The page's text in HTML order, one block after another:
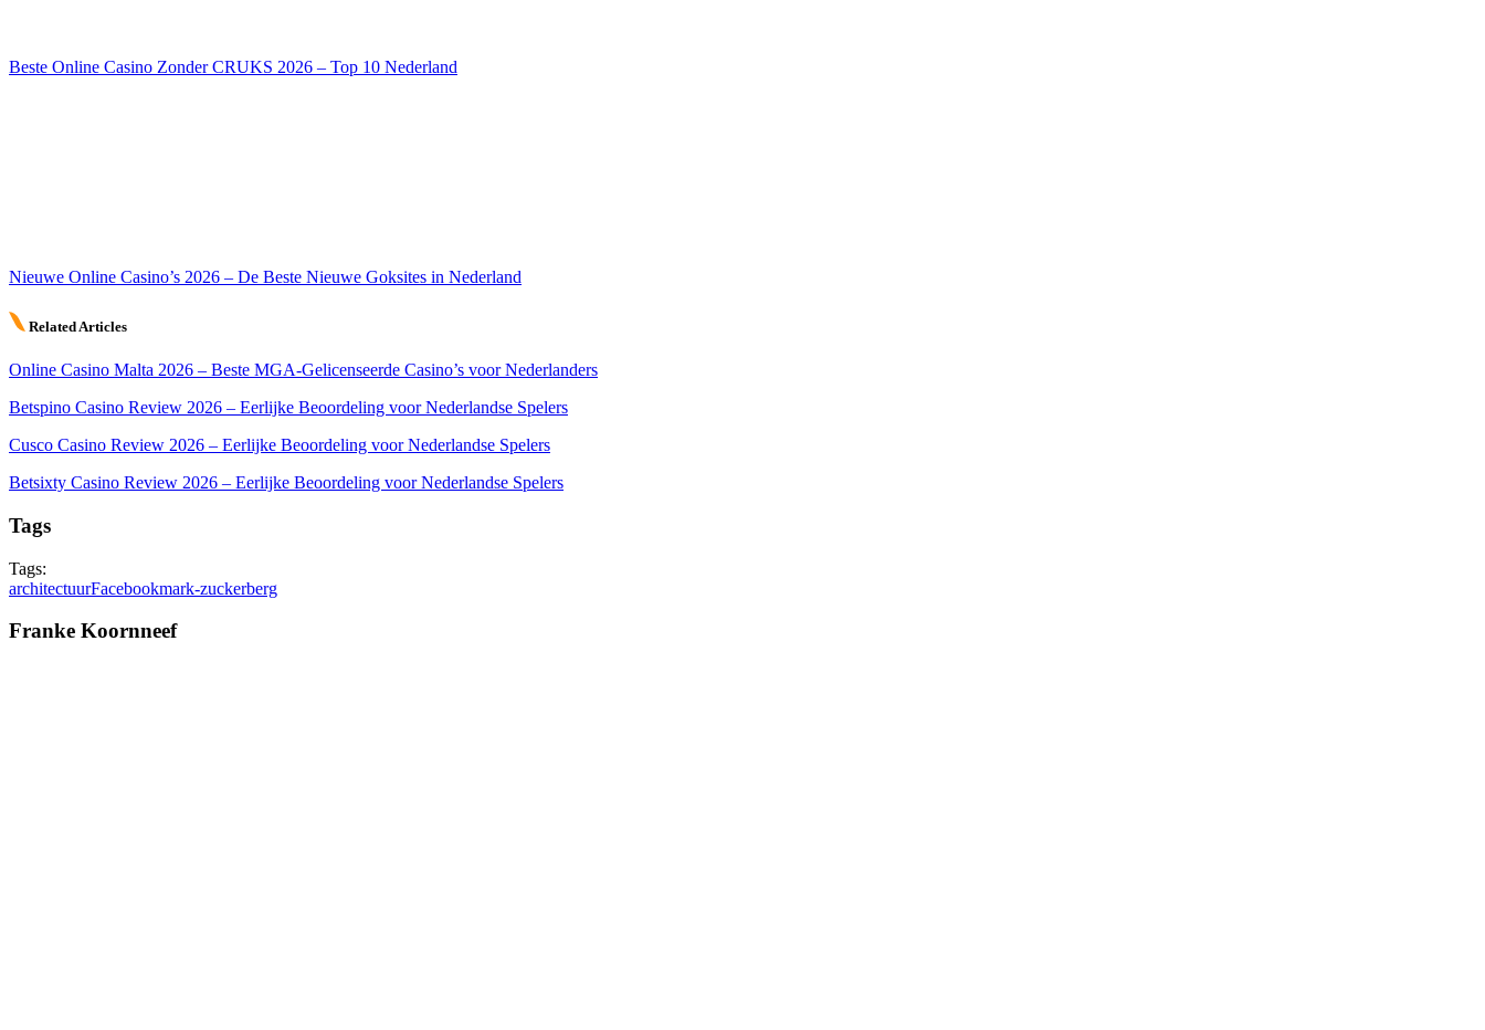
Beste Online Casino Zonder CRUKS 2026 – Top 10 Nederland
Nieuwe Online Casino’s 2026 – De Beste Nieuwe Goksites in Nederland
Related Articles
Online Casino Malta 2026 – Beste MGA-Gelicenseerde Casino’s voor Nederlanders
Betspino Casino Review 2026 – Eerlijke Beoordeling voor Nederlandse Spelers
Cusco Casino Review 2026 – Eerlijke Beoordeling voor Nederlandse Spelers
Betsixty Casino Review 2026 – Eerlijke Beoordeling voor Nederlandse Spelers
Tags
Tags:
architectuurFacebookmark-zuckerberg
Franke Koornneef